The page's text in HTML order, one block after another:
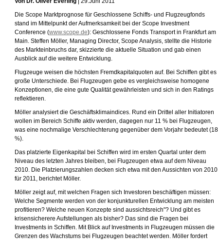
Die Scope Marktprognose für Geschlossene Schiffs- und Flugzeugfonds
stand im Mittelpunkt der Aufmerksamkeit bei der Scope Investment
Conference (www.scope.de): Geschlossene Fonds Transport in Frankfurt am
Main. Steffen Möller, Managing Director, Scope Analysis, stellte die Historie
des Markteinbruchs dar, skizzierte die aktuelle Situation und gab einen
Ausblick auf die weitere Entwicklung.
Flugzeuge weisen die höchsten Fremdkapitalquoten auf. Bei Schiffen gibt es
große Unterschiede. Bei Flugzeugen gebe es vergleichsweise homogene
Konzeptionen, die eine gute Qualität gewährleisten und sich in den Ratings
reflektieren.
Möller analysiert die Geschäftsklimaindices. Rund ein Drittel aller Initiatoren
wollen im Bereich Schiffe aktiv werden, dagegen nur 11 % bei Flugzeugen,
was eine nochmalige Verschlechterung gegenüber dem Vorjahr bedeutet (18
%).
Das platzierte Eigenkapital bei Schiffen wird im ersten Quartal unter dem
Niveau des letzten Jahres bleiben, bei Flugzeugen etwa auf dem Niveau
2010. Die Platzierungszahlen decken sich etwa mit den Aussichten von 2010
für 2011, berichtet Möller.
Möller zeigt auf, mit welchen Fragen sich Investoren beschäftigen müssen:
Welche Segmente werden von der konjunkturellen Entwicklung am meisten
profitieren? Welche neuen Konzepte sind aussichtsreich"? Und gibt es
krisensicherere Aufstellungen als bisher? Das sind die Fragen bei
Investments in Schiffen. Mit Blick auf Investments in Flugzeugen müssen die
Grenzen des Wachstums bei Flugzeugen beachtet werden. Möller fordert